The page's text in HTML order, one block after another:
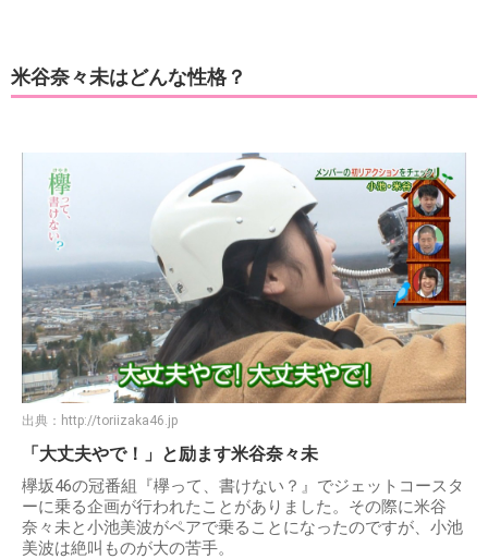
米谷奈々未はどんな性格？
出典： http://toriizaka46.jp
「大丈夫やで！」と励ます米谷奈々未
欅坂46の冠番組『欅って、書けない？』でジェットコースタ
ーに乗る企画が行われたことがありました。その際に米谷
奈々未と小池美波がペアで乗ることになったのですが、小池
美波は絶叫ものが大の苦手。